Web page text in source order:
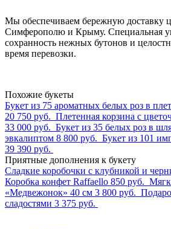
Мы обеспечиваем бережную доставку
Симферополю и Крыму. Специальная
сохранность нежных бутонов и
время перевозки.
Похожие букеты
Букет из 75 ароматных белых роз в
20 750 руб. Плетенная корзина с
33 000 руб. Букет из 35 белых роз в
эвкалиптом 8 800 руб. Букет из 101
39 390 руб.
Приятные дополнения к букету
Сладкие коробочки с клубникой и
Коробка конфет Raffaello 850 руб.
«Медвежонок» 40 см 3 800 руб.
сладостями 3 375 руб.